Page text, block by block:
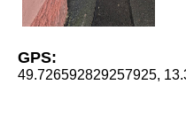
GPS:
49.726592829257925,